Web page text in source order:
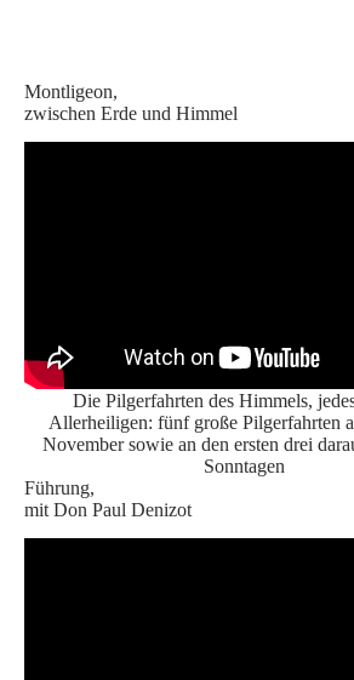
Montligeon,
zwischen Erde und Himmel
Die Pilgerfahrten des Himmels,
Allerheiligen: fünf große Pilgerfahrten
November sowie an den ersten drei
Sonntagen
Führung,
mit Don Paul Denizot